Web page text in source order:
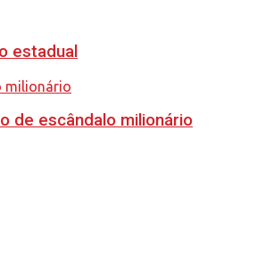
estadual
de escândalo milionário